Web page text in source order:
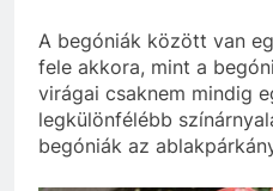
A begóniák között van
fele akkora, mint a
virágai csaknem mindig
legkülönfélébb
begóniák az